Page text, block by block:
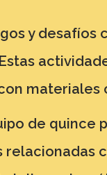
y
de quince